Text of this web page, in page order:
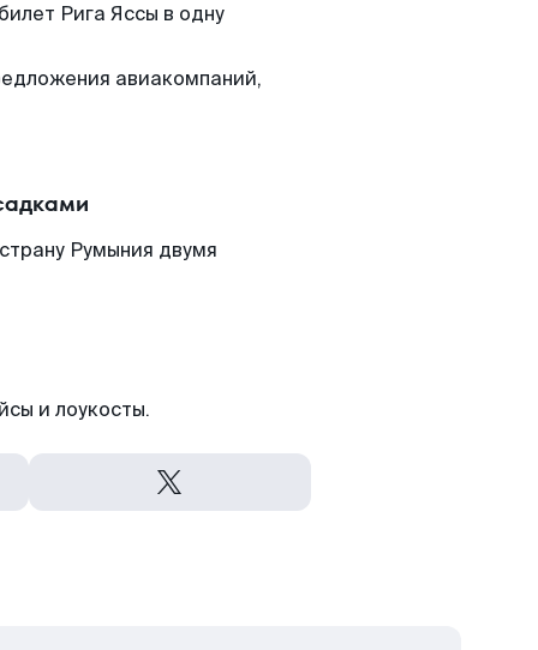
Рига Яссы в одну
авиакомпаний,
Румыния двумя
и лоукосты.